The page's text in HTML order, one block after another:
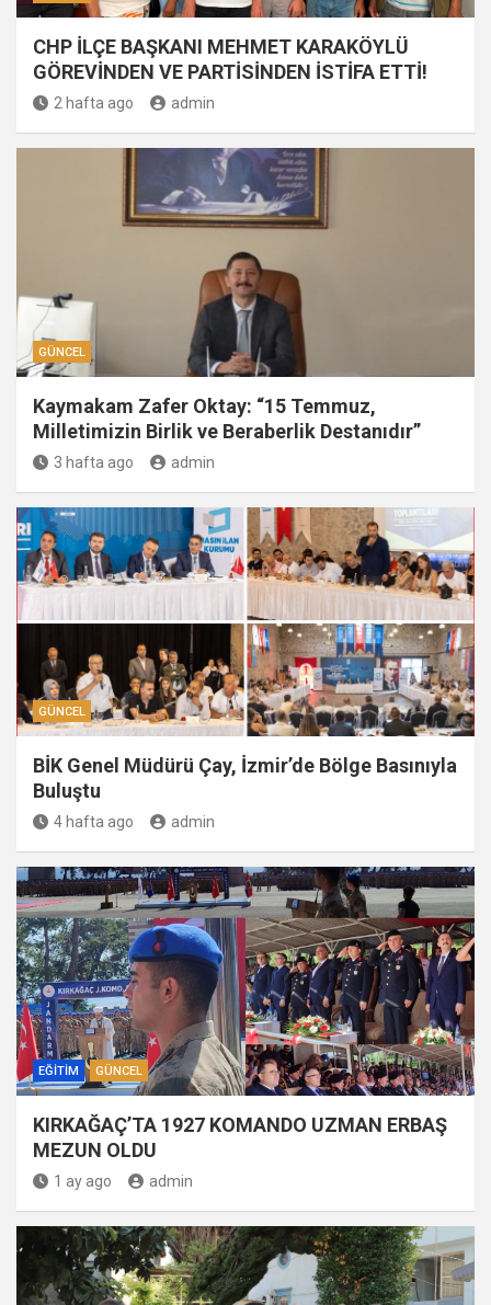
CHP İLÇE BAŞKANI MEHMET KARAKÖYLÜ
GÖREVİNDEN VE PARTİSİNDEN İSTİFA ETTİ!
2 hafta ago admin
GÜNCEL
Kaymakam Zafer Oktay: “15 Temmuz,
Milletimizin Birlik ve Beraberlik Destanıdır”
3 hafta ago admin
GÜNCEL
BİK Genel Müdürü Çay, İzmir’de Bölge Basınıyla
Buluştu
4 hafta ago admin
EĞITIM GÜNCEL
KIRKAĞAÇ’TA 1927 KOMANDO UZMAN ERBAŞ
MEZUN OLDU
1 ay ago admin